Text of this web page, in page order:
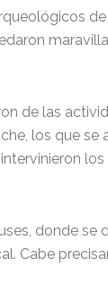
de
de las
los que se
los
donde se
Cabe